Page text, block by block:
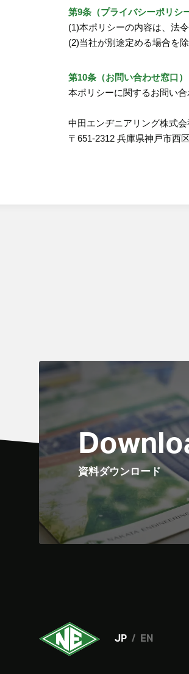
第9条（プライバシーポリシ
(1)本ポリシーの内容は、法
(2)当社が別途定める場合を
第10条（お問い合わせ窓口）
本ポリシーに関するお問い
中田エンヂニアリング株式会
〒651-2312 兵庫県神戸市西
資料ダウンロード
JP EN